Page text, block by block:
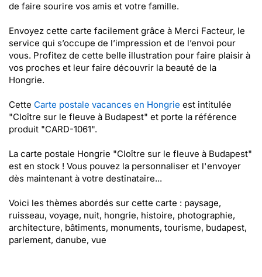
de faire sourire vos amis et votre famille.
Envoyez cette carte facilement grâce à Merci Facteur, le
service qui s’occupe de l’impression et de l’envoi pour
vous. Profitez de cette belle illustration pour faire plaisir à
vos proches et leur faire découvrir la beauté de la
Hongrie.
Cette Carte postale vacances en Hongrie est intitulée
"Cloître sur le fleuve à Budapest" et porte la référence
produit "CARD-1061".
La carte postale Hongrie "Cloître sur le fleuve à Budapest"
est en stock ! Vous pouvez la personnaliser et l'envoyer
dès maintenant à votre destinataire...
Voici les thèmes abordés sur cette carte : paysage,
ruisseau, voyage, nuit, hongrie, histoire, photographie,
architecture, bâtiments, monuments, tourisme, budapest,
parlement, danube, vue